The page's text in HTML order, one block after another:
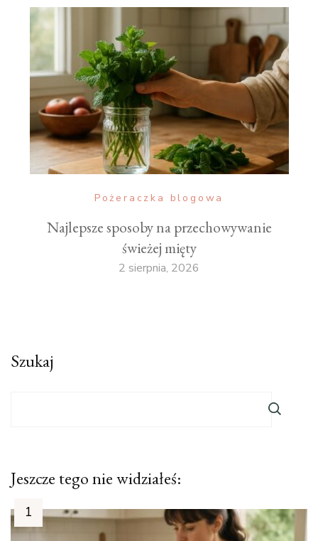
Pożeraczka blogowa
Najlepsze sposoby na przechowywanie
świeżej mięty
2 sierpnia, 2026
Szukaj
Jeszcze tego nie widziałeś: